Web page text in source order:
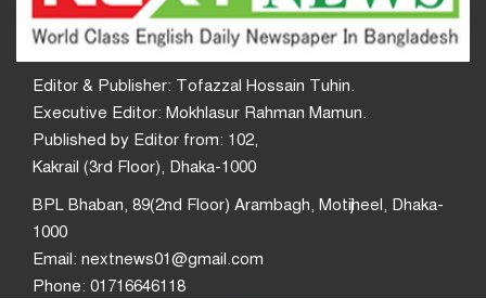
Editor & Publisher: Tofazzal Hossain Tuhin.
Executive Editor: Mokhlasur Rahman Mamun.
Published by Editor from: 102,
Kakrail (3rd Floor), Dhaka-1000
BPL Bhaban, 89(2nd Floor) Arambagh, Motijheel, Dhaka-
1000
Email: nextnews01@gmail.com
Phone: 01716646118